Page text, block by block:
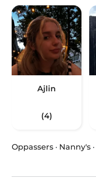
Ajlin
(4)
Oppassers · Nanny's ·